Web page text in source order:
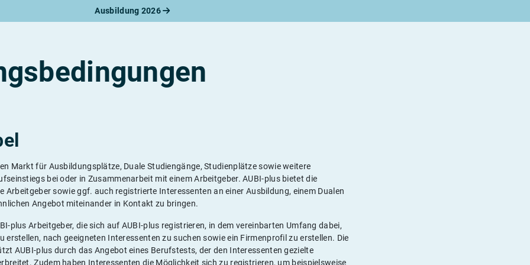
Ausbildung 2026
Bewerbung
Markt für Ausbildungsplätze, Duale Studiengänge, Studienplätze sowie weitere
bei oder in Zusammenarbeit mit einem Arbeitgeber. AUBI-plus bietet die
Arbeitgeber sowie ggf. auch registrierte Interessenten an einer Ausbildung, einem Dualen
Angebot miteinander in Kontakt zu bringen.
plus Arbeitgeber, die sich auf AUBI-plus registrieren, in dem vereinbarten Umfang dabei,
erstellen, nach geeigneten Interessenten zu suchen sowie ein Firmenprofil zu erstellen. Die
AUBI-plus durch das Angebot eines Berufstests, der den Interessenten gezielte
Zudem haben Interessenten die Möglichkeit sich zu registrieren, um beispielsweise